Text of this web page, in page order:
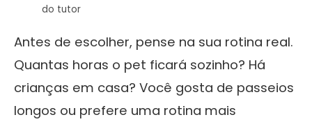
do tutor
Antes de escolher, pense na sua rotina real.
Quantas horas o pet ficará sozinho? Há
crianças em casa? Você gosta de passeios
longos ou prefere uma rotina mais